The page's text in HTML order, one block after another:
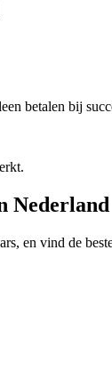
betalen bij
Nederland
en vind de